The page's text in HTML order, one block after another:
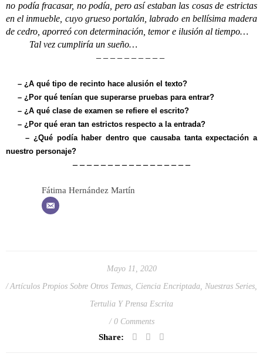
no podía fracasar, no podía, pero así estaban las cosas de estrictas
en el inmueble, cuyo grueso portalón, labrado en bellísima madera
de cedro, aporreó con determinación, temor e ilusión al tiempo…
Tal vez cumpliría un sueño…
– – – – – – – – – –
– ¿A qué tipo de recinto hace alusión el texto?
– ¿Por qué tenían que superarse pruebas para entrar?
– ¿A qué clase de examen se refiere el escrito?
– ¿Por qué eran tan estrictos respecto a la entrada?
– ¿Qué podía haber dentro que causaba tanta expectación a
nuestro personaje?
– – – – – – – – – – – – – – – – –
Fátima Hernández Martín
Mayo 11, 2020
Artículos Propios Sobre Otros Temas Ciencia Encriptada Nuestras Series
Tertulia Y Prensa Escrita
0 Comments
Share: